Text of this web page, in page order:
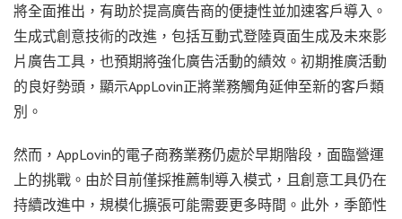
將全面推出，有助於提高廣告商的便捷性並加速客戶導入。
生成式創意技術的改進，包括互動式登陸頁面生成及未來影
片廣告工具，也預期將強化廣告活動的績效。初期推廣活動
的良好勢頭，顯示AppLovin正將業務觸角延伸至新的客戶類
別。
然而，AppLovin的電子商務業務仍處於早期階段，面臨營運
上的挑戰。由於目前僅採推薦制導入模式，且創意工具仍在
持續改進中，規模化擴張可能需要更多時間。此外，季節性